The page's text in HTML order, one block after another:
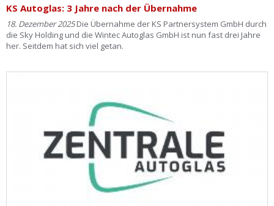
KS Autoglas: 3 Jahre nach der Übernahme
18. Dezember 2025Die Übernahme der KS Partnersystem GmbH durch
die Sky Holding und die Wintec Autoglas GmbH ist nun fast drei Jahre
her. Seitdem hat sich viel getan.